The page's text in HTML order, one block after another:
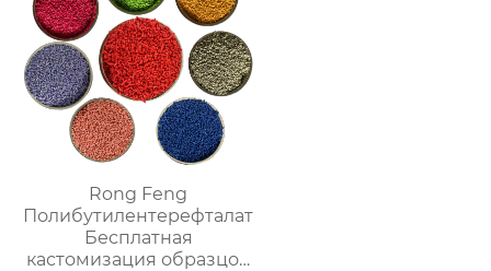
Rong Feng
Полибутилентерефталат
Бесплатная
кастомизация образцов